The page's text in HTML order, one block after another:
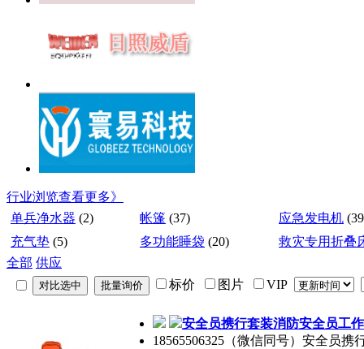
行业浏览查看更多》
单兵净水器 (2) 帐篷 (37) 应急发电机
充气垫 (5) 多功能睡袋 (20)
救灾专用折叠
全部 供应
标价
图片 VIP
安全员携行套装消防安全员工
18565506325（微信同号）安全员